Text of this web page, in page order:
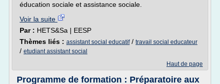
éducation sociale et assistance sociale.
Voir la suite
Par : HETS&Sa | EESP
Thèmes liés : assistant social educatif/ travail social educateur
/ etudiant assistant social
Haut de page
Programme de formation : Préparatoire aux